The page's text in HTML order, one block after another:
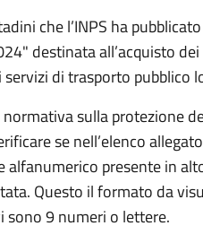
che l’INPS ha
destinata all’acquisto
di trasporto pubblico
sulla protezione
se nell’elenco
alfanumerico presente in
Questo il formato da
sono 9 numeri o lettere.